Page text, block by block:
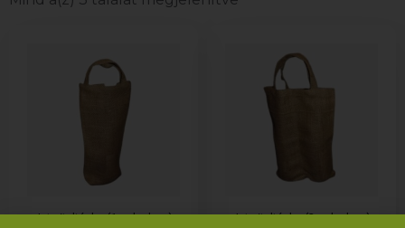
Juta italtáska (1 palackos) Juta italtáska (2 palackos)